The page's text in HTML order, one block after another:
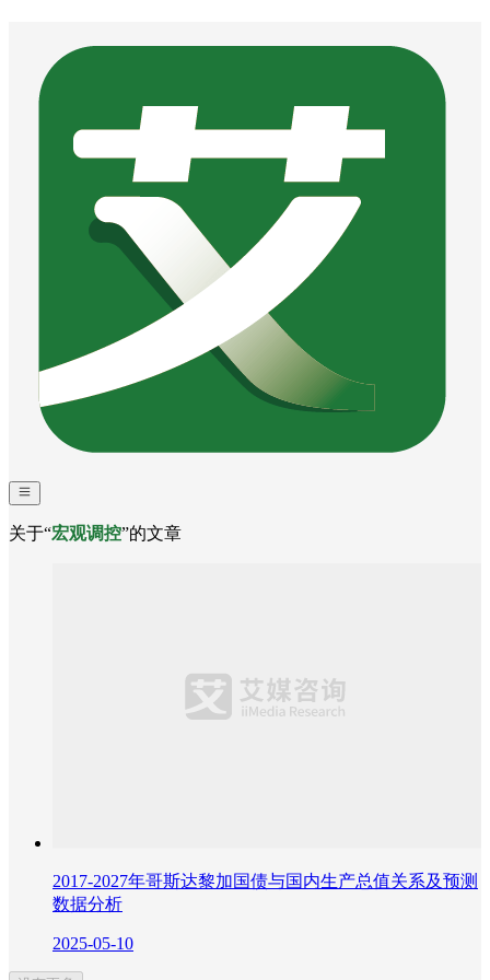
关于“宏观调控”的文章
2017-2027年哥斯达黎加国债与国内生产总值关系及预测
数据分析
2025-05-10